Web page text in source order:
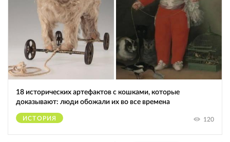
18 исторических артефактов с кошками, которые
доказывают: люди обожали их во все времена
ИСТОРИЯ 120